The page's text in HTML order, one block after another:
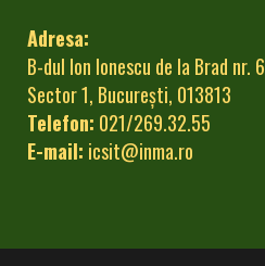
Adresa:
B-dul Ion Ionescu de la Brad nr. 6
Sector 1, București, 013813
Telefon: 021/269.32.55
E-mail: icsit@inma.ro